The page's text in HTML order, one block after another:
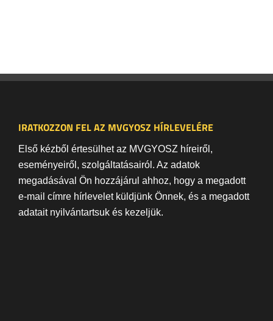
IRATKOZZON FEL AZ MVGYOSZ HÍRLEVELÉRE
Első kézből értesülhet az MVGYOSZ híreiről,
eseményeiről, szolgáltatásairól. Az adatok
megadásával Ön hozzájárul ahhoz, hogy a megadott
e-mail címre hírlevelet küldjünk Önnek, és a megadott
adatait nyilvántartsuk és kezeljük.